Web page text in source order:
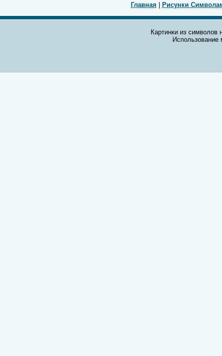
Главная Рисунки
Картинки из символов
Использование